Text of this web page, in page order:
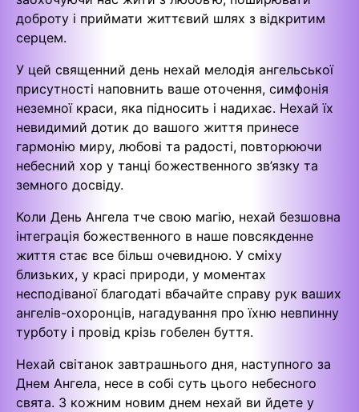
доброту і приймати життєвий шлях з відкритим
серцем.
У цей священний день нехай мелодія ангельської
присутності наповнить ваше оточення, симфонія
неземної краси, яка підносить і надихає. Нехай їх
невидимий дотик до вашого життя принесе
гармонію миру, любові та радості, повторюючи
небесний хор у танці божественного зв’язку та
земного досвіду.
Коли День Ангела тче свою магію, нехай безшовна
інтеграція божественного в наше повсякденне
життя стає все більш очевидною. У сміху
близьких, у красі природи, у моментах
несподіваної благодаті вбачайте справу рук ваших
ангелів-охоронців, нагадування про їхню невпинну
турботу і провід крізь гобелен буття.
Нехай світанок завтрашнього дня, наступного за
Днем Ангела, несе в собі суть цього небесного
свята. З кожним новим днем нехай ви йдете у